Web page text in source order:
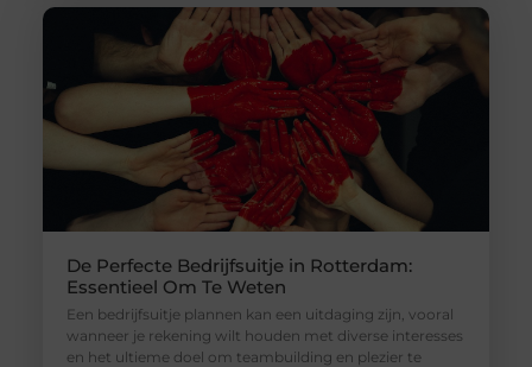
De Perfecte Bedrijfsuitje in Rotterdam:
Essentieel Om Te Weten
Een bedrijfsuitje plannen kan een uitdaging zijn, vooral
wanneer je rekening wilt houden met diverse interesses
en het ultieme doel om teambuilding en plezier te